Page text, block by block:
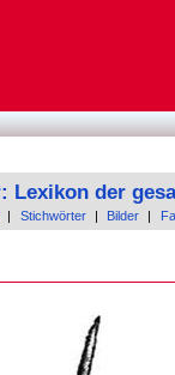
Lexikon der
Stichwörter Bilder